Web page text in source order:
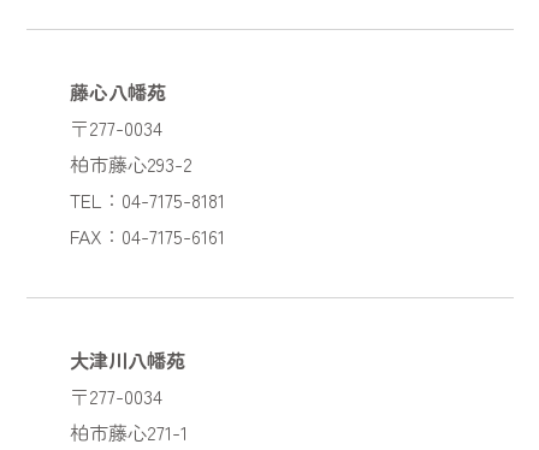
藤心八幡苑
〒277-0034
柏市藤心293-2
TEL：04-7175-8181
FAX：04-7175-6161
大津川八幡苑
〒277-0034
柏市藤心271-1